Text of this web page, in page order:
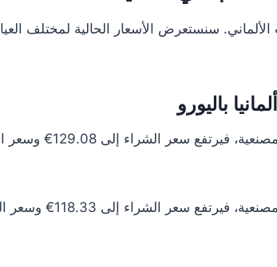
سنستعرض الأسعار الحالية لمختلف
باليورو